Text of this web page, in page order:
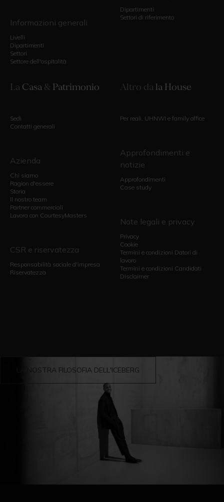
Informazioni generali
Livelli
Dipartimenti
Settori
Settore dell'ospitalità
Dipartimenti
Settori di riferimento
La Casa & Patrimonio
Sedi
Contatti generali
Azienda
Chi siamo
Ragion d'essere
Storia
Il nostro team
Partner commerciali
Lavora con CourtesyMasters
CSR e riservatezza
Responsabilità sociale d'impresa
Riservatezza
Altro da la House
Per reali, UHNWI e family office
Approfondimenti e
notizie
Approfondimenti
Case study
Note legali e privacy
Privacy
Cookie
Termini e condizioni Datori di
lavoro
Termini e condizioni Candidati
Disclaimer
LA NOSTRA FILOSOFIA DELL'ICEBERG